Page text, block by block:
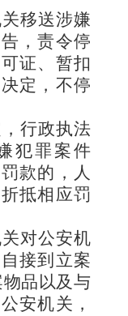
移送涉嫌
，责令停
证、暂扣
定，不停
行政执法
犯罪案件
款的，人
抵相应罚
对公安机
接到立案
品以及与
安机关，